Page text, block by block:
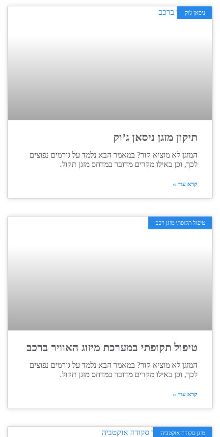
ניסאן ג'וק
תיקון מזגן ניסאן ג’וק
המזגן לא מוציא קור? במאמר הבא נלמד על גורמים נפוצים
לכך, וכן באילו מקרים מדובר במדחס מזגן תקול.
קרא עוד »
טיפול תקופתי מזגן רכב
טיפול תקופתי במערכת מיזוג האוויר ברכב
המזגן לא מוציא קור? במאמר הבא נלמד על גורמים נפוצים
לכך, וכן באילו מקרים מדובר במדחס מזגן תקול.
קרא עוד »
מזגן סקודה אוקטביה